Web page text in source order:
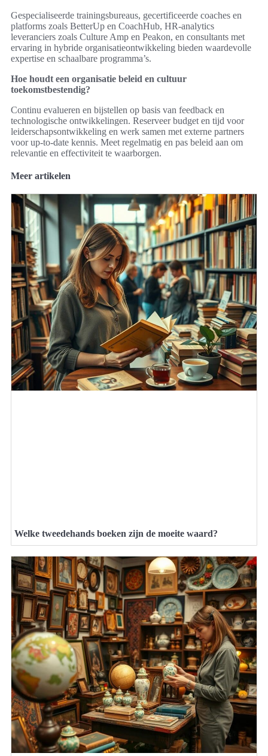
Gespecialiseerde trainingsbureaus, gecertificeerde coaches en
platforms zoals BetterUp en CoachHub, HR-analytics
leveranciers zoals Culture Amp en Peakon, en consultants met
ervaring in hybride organisatieontwikkeling bieden waardevolle
expertise en schaalbare programma’s.
Hoe houdt een organisatie beleid en cultuur
toekomstbestendig?
Continu evalueren en bijstellen op basis van feedback en
technologische ontwikkelingen. Reserveer budget en tijd voor
leiderschapsontwikkeling en werk samen met externe partners
voor up-to-date kennis. Meet regelmatig en pas beleid aan om
relevantie en effectiviteit te waarborgen.
Meer artikelen
Welke tweedehands boeken zijn de moeite waard?